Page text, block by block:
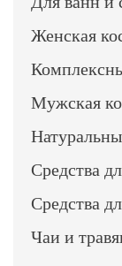
Женская
Мужская
Средства
Средства
Чаи и